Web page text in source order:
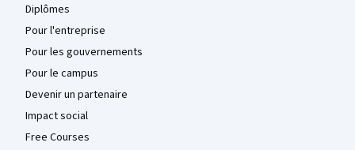
Diplômes
Pour l'entreprise
Pour les gouvernements
Pour le campus
Devenir un partenaire
Impact social
Free Courses